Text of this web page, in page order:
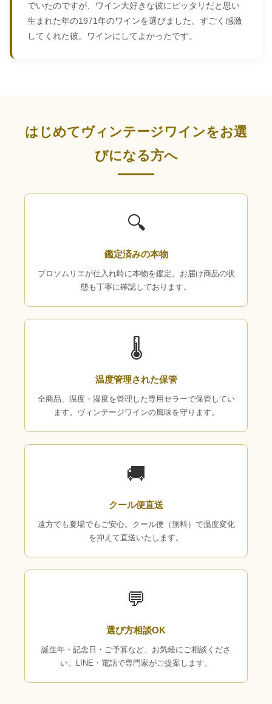
でいたのですが、ワイン大好きな彼にピッタリだと思い
生まれた年の1971年のワインを選びました。すごく感激
してくれた彼。ワインにしてよかったです。
はじめてヴィンテージワインをお選
びになる方へ
🔍
鑑定済みの本物
プロソムリエが仕入れ時に本物を鑑定。お届け商品の状
態も丁寧に確認しております。
🌡
温度管理された保管
全商品、温度・湿度を管理した専用セラーで保管してい
ます。ヴィンテージワインの風味を守ります。
🚚
クール便直送
遠方でも夏場でもご安心。クール便（無料）で温度変化
を抑えて直送いたします。
💬
選び方相談OK
誕生年・記念日・ご予算など、お気軽にご相談くださ
い。LINE・電話で専門家がご提案します。